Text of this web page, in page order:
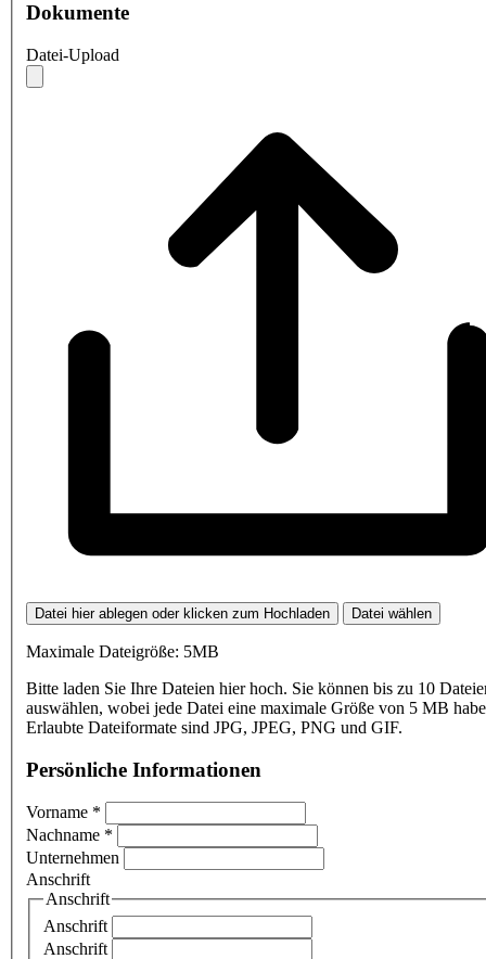
Dokumente
Datei-Upload
Datei hier ablegen oder klicken zum Hochladen Datei wählen
Maximale Dateigröße: 5MB
Bitte laden Sie Ihre Dateien hier hoch. Sie können bis zu 10
auswählen, wobei jede Datei eine maximale Größe von 5 MB
Erlaubte Dateiformate sind JPG, JPEG, PNG und GIF.
Persönliche Informationen
Vorname *
Nachname *
Unternehmen
Anschrift
Anschrift
Anschrift
Anschrift